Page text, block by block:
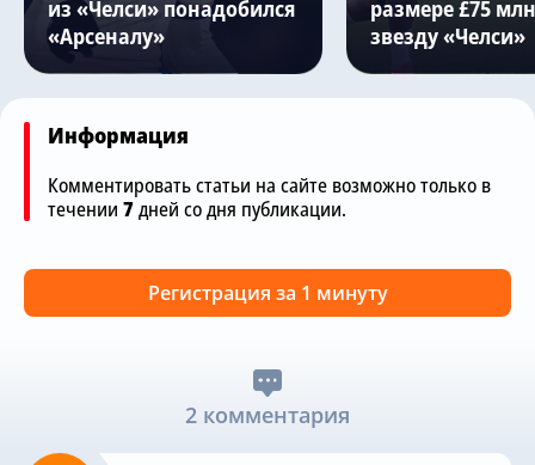
из «Челси» понадобился
«Арсеналу»
размере £75
звезду «Челси»
Информация
Комментировать статьи на сайте возможно только в
течении 7дней со дня публикации.
Регистрация за 1 минуту
2 комментария